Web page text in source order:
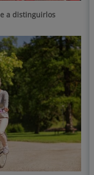
a distinguirlos